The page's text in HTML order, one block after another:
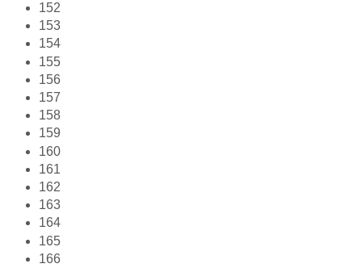
152
153
154
155
156
157
158
159
160
161
162
163
164
165
166